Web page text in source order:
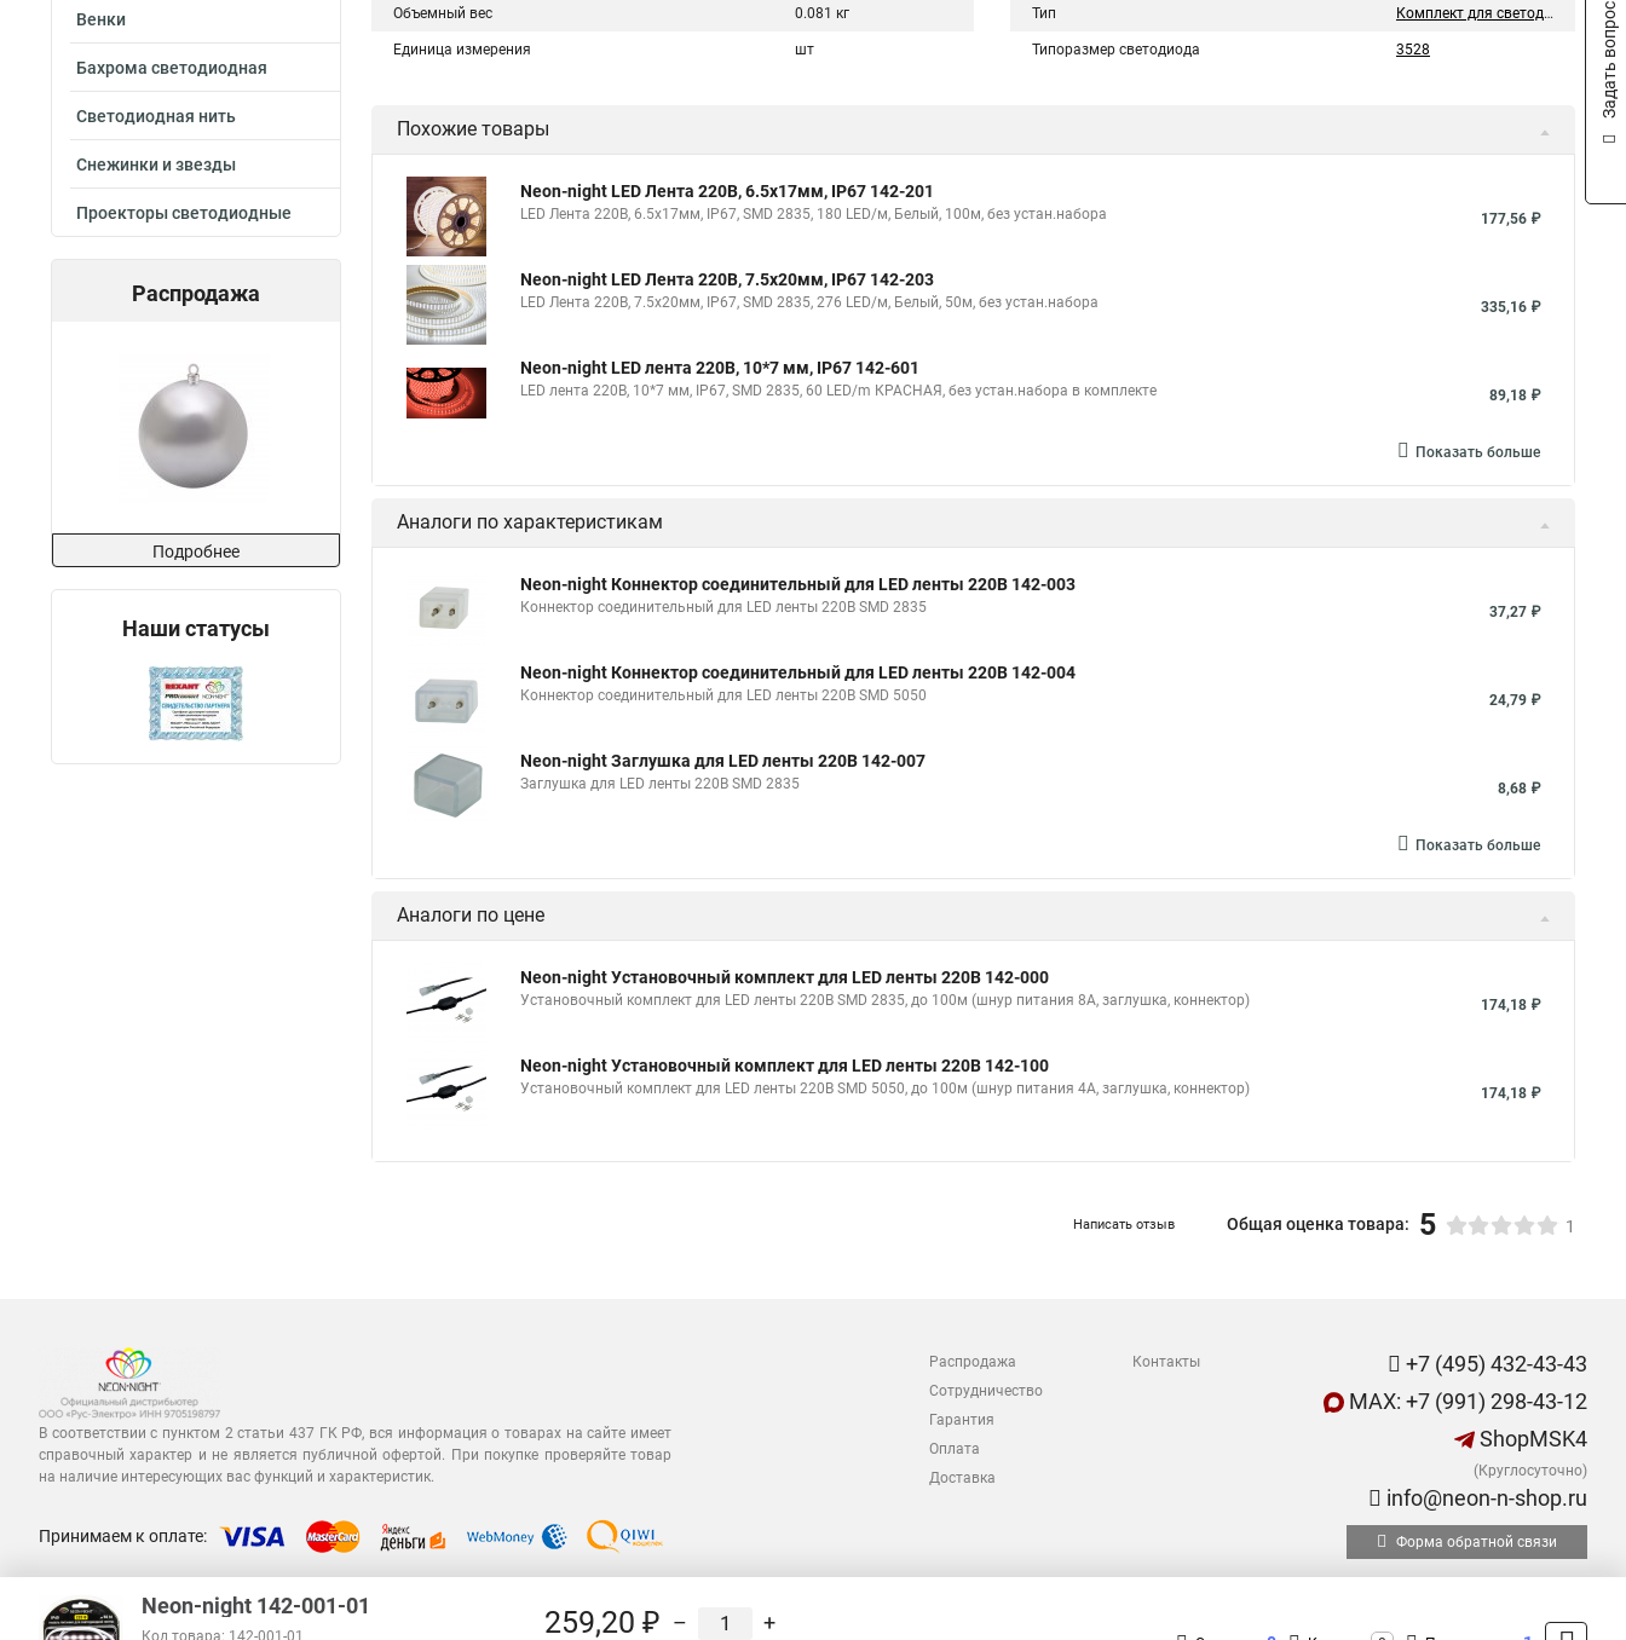
Венки
Бахрома светодиодная
Светодиодная нить
Снежинки и звезды
Проекторы светодиодные
Распродажа
Подробнее
Наши статусы
Объемный вес 0.081 кг
Единица измерения шт
Тип Комплект для светодиодной подсветки
Типоразмер светодиода 3528
Похожие товары
Neon-night LED Лента 220В, 6.5x17мм, IP67 142-201
LED Лента 220В, 6.5x17мм, IP67, SMD 2835, 180 LED/м, Белый, 100м, без устан.набора 177,56 ₽
Neon-night LED Лента 220В, 7.5x20мм, IP67 142-203
LED Лента 220В, 7.5x20мм, IP67, SMD 2835, 276 LED/м, Белый, 50м, без устан.набора 335,16 ₽
Neon-night LED лента 220В, 10*7 мм, IP67 142-601
LED лента 220В, 10*7 мм, IP67, SMD 2835, 60 LED/m КРАСНАЯ, без устан.набора в комплекте 89,18 ₽
Показать больше
Аналоги по характеристикам
Neon-night Коннектор соединительный для LED ленты 220В 142-003
Коннектор соединительный для LED ленты 220В SMD 2835 37,27 ₽
Neon-night Коннектор соединительный для LED ленты 220В 142-004
Коннектор соединительный для LED ленты 220В SMD 5050 24,79 ₽
Neon-night Заглушка для LED ленты 220В 142-007
Заглушка для LED ленты 220В SMD 2835 8,68 ₽
Показать больше
Аналоги по цене
Neon-night Установочный комплект для LED ленты 220В 142-000
Установочный комплект для LED ленты 220В SMD 2835, до 100м (шнур питания 8А, заглушка, коннектор) 174,18 ₽
Neon-night Установочный комплект для LED ленты 220В 142-100
Установочный комплект для LED ленты 220В SMD 5050, до 100м (шнур питания 4А, заглушка, коннектор) 174,18 ₽
Написать отзыв Общая оценка товара: 5 1
В соответствии с пунктом 2 статьи 437 ГК РФ, вся информация о товарах на сайте имеет
справочный характер и не является публичной офертой. При покупке проверяйте товар
на наличие интересующих вас функций и характеристик.
Распродажа
Сотрудничество
Гарантия
Оплата
Доставка
Контакты
+7 (495) 432-43-43
MAX: +7 (991) 298-43-12
ShopMSK4
(Круглосуточно)
info@neon-n-shop.ru
Принимаем к оплате: Форма обратной связи
Neon-night 142-001-01
Код товара: 142-001-01 259,20 ₽ – +
Задать вопрос